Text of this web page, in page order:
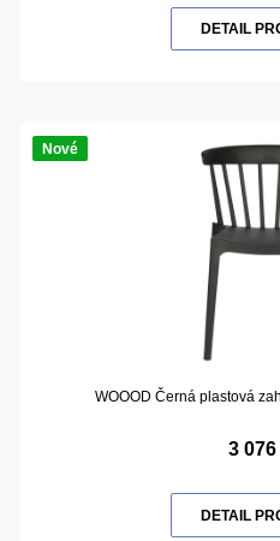
DETAIL
Nové
WOOOD Černá plastová
3
DETAIL